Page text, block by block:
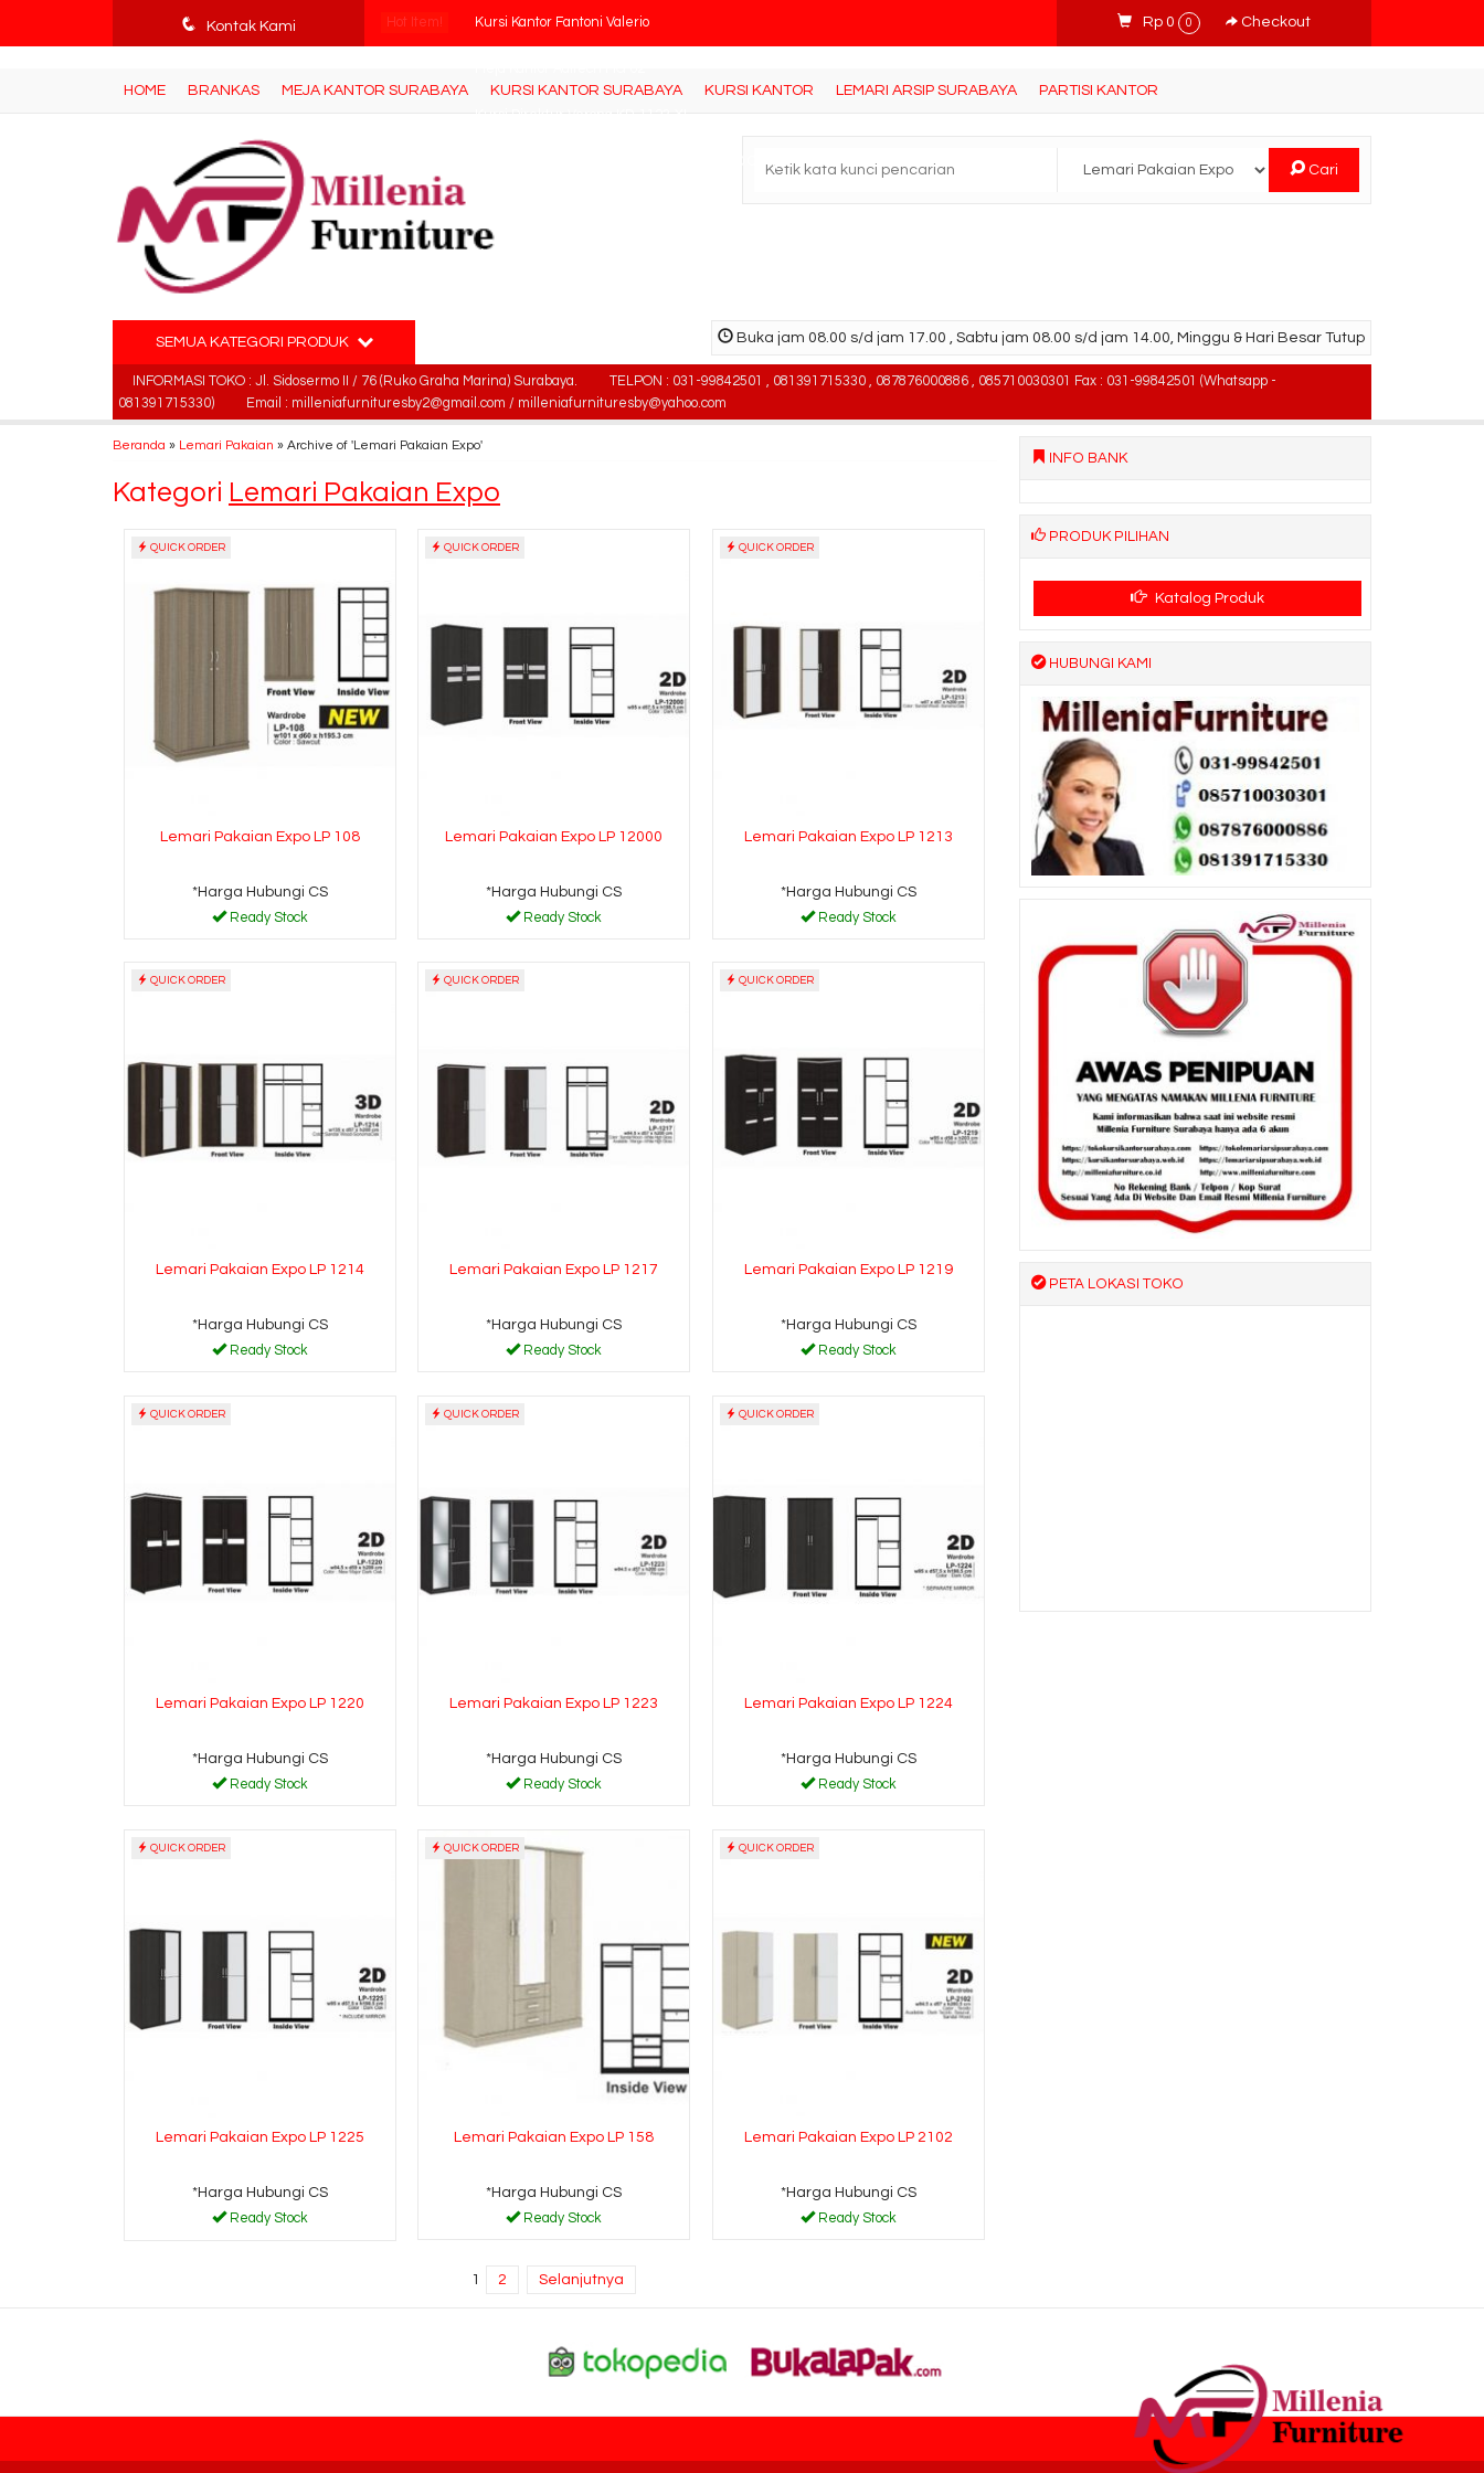
q Kontak Kami Hot Item! Kursi Kantor Fantoni Valerio
Mobile File Alba Mekanik MF AUM 1-03 ( 40 Compartm....
Kursi Kantor Brother BR 108 AH
Rp 0 0 Checkout
HOME BRANKAS MEJA KANTOR SURABAYA KURSI KANTOR SURABAYA KURSI KANTOR LEMARI ARSIP SURABAYA PARTISI KANTOR
Cari
Buka jam 08.00 s/d jam 17.00 , Sabtu jam 08.00 s/d jam 14.00, Minggu & Hari Besar Tutup
SEMUA KATEGORI PRODUK
INFORMASI TOKO : Jl. Sidosermo II / 76 (Ruko Graha Marina) Surabaya.
TELPON : 031-99842501 , 081391715330 , 087876000886 , 085710030301 Fax : 031-99842501 (Whatsapp -
081391715330)
Email : milleniafurnituresby2@gmail.com / milleniafurnituresby@yahoo.com
Beranda » Lemari Pakaian » Archive of 'Lemari Pakaian Expo'
Kategori Lemari Pakaian Expo
QUICK ORDER
Lemari Pakaian Expo LP 108
*Harga Hubungi CS
Ready Stock
QUICK ORDER
Lemari Pakaian Expo LP 12000
*Harga Hubungi CS
Ready Stock
QUICK ORDER
Lemari Pakaian Expo LP 1213
*Harga Hubungi CS
Ready Stock
QUICK ORDER
Lemari Pakaian Expo LP 1214
*Harga Hubungi CS
Ready Stock
QUICK ORDER
Lemari Pakaian Expo LP 1217
*Harga Hubungi CS
Ready Stock
QUICK ORDER
Lemari Pakaian Expo LP 1219
*Harga Hubungi CS
Ready Stock
QUICK ORDER
Lemari Pakaian Expo LP 1220
*Harga Hubungi CS
Ready Stock
QUICK ORDER
Lemari Pakaian Expo LP 1223
*Harga Hubungi CS
Ready Stock
QUICK ORDER
Lemari Pakaian Expo LP 1224
*Harga Hubungi CS
Ready Stock
QUICK ORDER
Lemari Pakaian Expo LP 1225
*Harga Hubungi CS
Ready Stock
QUICK ORDER
Lemari Pakaian Expo LP 158
*Harga Hubungi CS
Ready Stock
QUICK ORDER
Lemari Pakaian Expo LP 2102
*Harga Hubungi CS
Ready Stock
1 2 Selanjutnya
INFO BANK
PRODUK PILIHAN
Katalog Produk
HUBUNGI KAMI
PETA LOKASI TOKO